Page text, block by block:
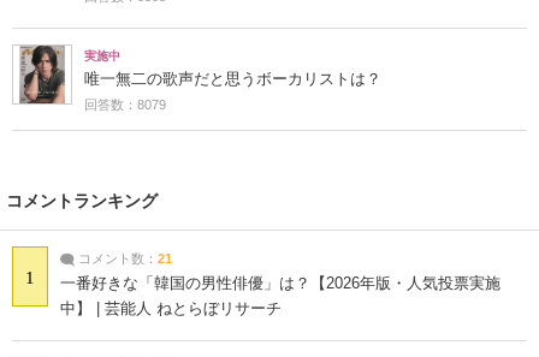
実施中
唯一無二の歌声だと思うボーカリストは？
回答数：8079
コメントランキング
1
コメント数： 21
一番好きな「韓国の男性俳優」は？【2026年版・人気投票実施
中】 | 芸能人 ねとらぼリサーチ